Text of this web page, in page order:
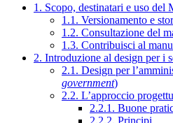
1. Scopo, destinatari e uso del
1.1. Versionamento e
1.2. Consultazione del
1.3. Contribuisci al
2. Introduzione al design per i
2.1. Design per
government)
2.2. L’approccio
2.2.1. Buone
2.2.2. Principi